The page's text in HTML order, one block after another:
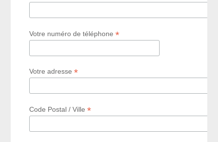
Votre numéro de téléphone*
Votre adresse*
Code Postal / Ville*